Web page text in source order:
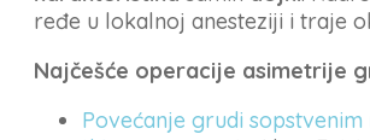
ređe u lokalnoj anesteziji i traje
Najčešće operacije asimetrije
Povećanje grudi sopstvenim